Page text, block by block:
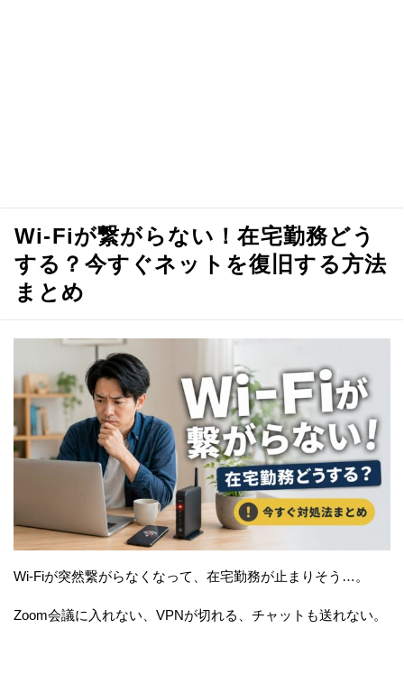
Wi-Fiが繋がらない！在宅勤務どう
する？今すぐネットを復旧する方法
まとめ
Wi-Fiが突然繋がらなくなって、在宅勤務が止まりそう…。
Zoom会議に入れない、VPNが切れる、チャットも送れない。